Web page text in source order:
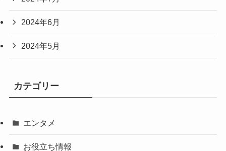
2024年6月
2024年5月
カテゴリー
エンタメ
お役立ち情報